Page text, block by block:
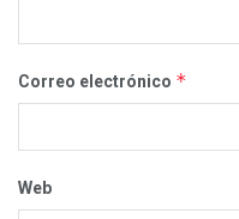
Correo electrónico *
Web